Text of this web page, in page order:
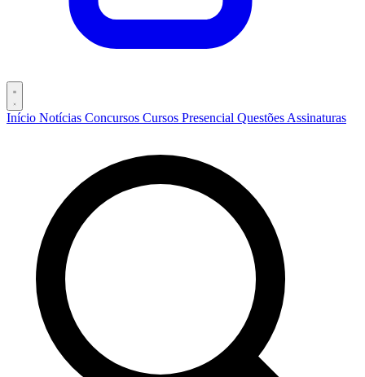
Início Notícias Concursos Cursos Presencial Questões Assinaturas